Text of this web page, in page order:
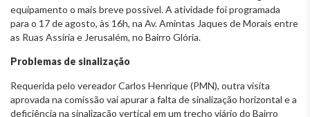
equipamento o mais breve possível. A atividade foi programada
para o 17 de agosto, às 16h, na Av. Amintas Jaques de Morais entre
as Ruas Assíria e Jerusalém, no Bairro Glória.
Problemas de sinalização
Requerida pelo vereador Carlos Henrique (PMN), outra visita
aprovada na comissão vai apurar a falta de sinalização horizontal e a
deficiência na sinalização vertical em um trecho viário do Bairro